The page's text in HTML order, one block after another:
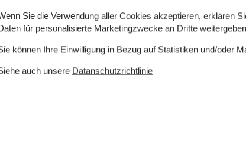
Haustiere 2
Entfernung Wasser 190 m
Gute Angelmöglichkeiten
Waschmaschine Ja
Sie die Verwendung aller Cookies akzeptieren, erklären
für personalisierte Marketingzwecke an Dritte
können Ihre Einwilligung in Bezug auf Statistiken und/oder
auch unsere Datanschutzrichtlinie